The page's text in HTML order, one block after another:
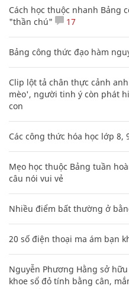
Cách học thuộc nhanh Bảng
"thần chú"
17
Bảng công thức đạo hàm
Clip lột tả chân thực cảnh
mèo', người tinh ý còn phát
con
Các công thức hóa học lớp 8,
Mẹo học thuộc Bảng tuần
câu nói vui vẻ
Nhiều điểm bất thường ở
20 số điện thoại ma ám bạn
Nguyễn Phương Hằng sở
khoe sổ đỏ tính bằng cân,